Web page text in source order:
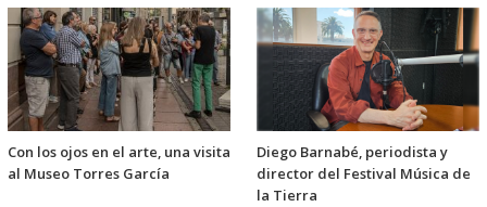
Con los ojos en el arte, una visita
al Museo Torres García
Diego Barnabé, periodista y
director del Festival Música de
la Tierra